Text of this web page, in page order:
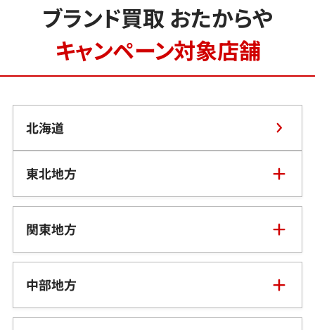
ブランド買取 おたからや
キャンペーン対象店舗
北海道
東北地方
青森県
岩手県
宮城県
関東地方
東京都
神奈川県
中部地方